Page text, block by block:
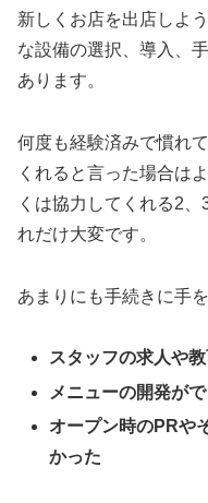
新しくお店を出店しよ
な設備の選択、導入、
あります。
何度も経験済みで慣れ
くれると言った場合は
くは協力してくれる2
れだけ大変です。
あまりにも手続きに手
スタッフの求人や
メニューの開発が
オープン時のPRや
かった